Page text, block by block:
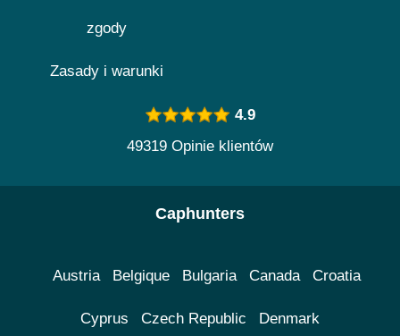
zgody
Zasady i warunki
4.9
49319 Opinie klientów
Caphunters
Austria Belgique Bulgaria Canada Croatia
Cyprus Czech Republic Denmark